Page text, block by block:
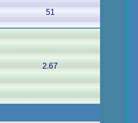
51
2.67